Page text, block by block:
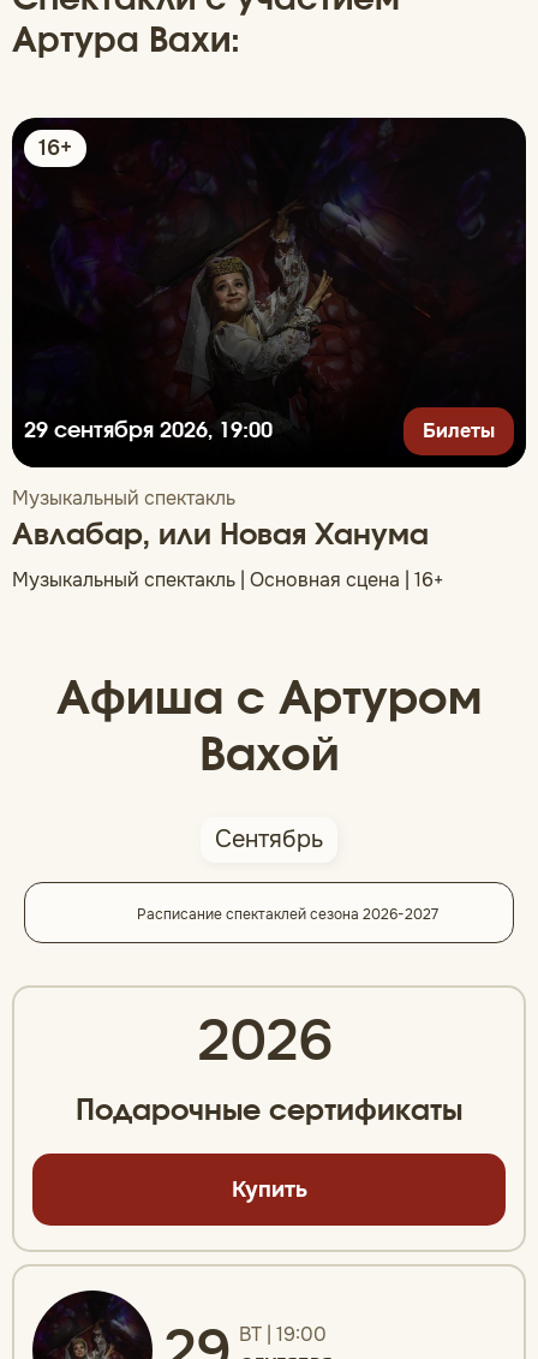
Артура Вахи:
16+
29 сентября 2026, 19:00 Билеты
Музыкальный спектакль
Авлабар, или Новая Ханума
Музыкальный спектакль | Основная сцена | 16+
Афиша с Артуром
Вахой
Сентябрь
Расписание спектаклей сезона 2026-2027
2026
Подарочные сертификаты
Купить
ВТ | 19:00